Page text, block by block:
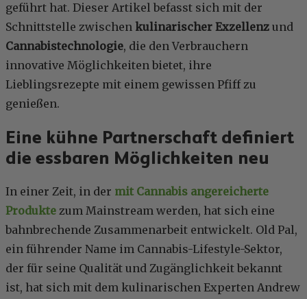
geführt hat. Dieser Artikel befasst sich mit der
Schnittstelle zwischen kulinarischer Exzellenz und
Cannabistechnologie, die den Verbrauchern
innovative Möglichkeiten bietet, ihre
Lieblingsrezepte mit einem gewissen Pfiff zu
genießen.
Eine kühne Partnerschaft definiert
die essbaren Möglichkeiten neu
In einer Zeit, in der mit Cannabis angereicherte
Produkte zum Mainstream werden, hat sich eine
bahnbrechende Zusammenarbeit entwickelt. Old Pal,
ein führender Name im Cannabis-Lifestyle-Sektor,
der für seine Qualität und Zugänglichkeit bekannt
ist, hat sich mit dem kulinarischen Experten Andrew